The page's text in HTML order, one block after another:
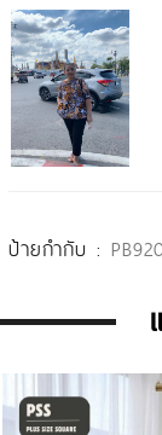
ป้ายกำกับ :